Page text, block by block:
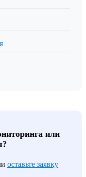
или
оставьте заявку